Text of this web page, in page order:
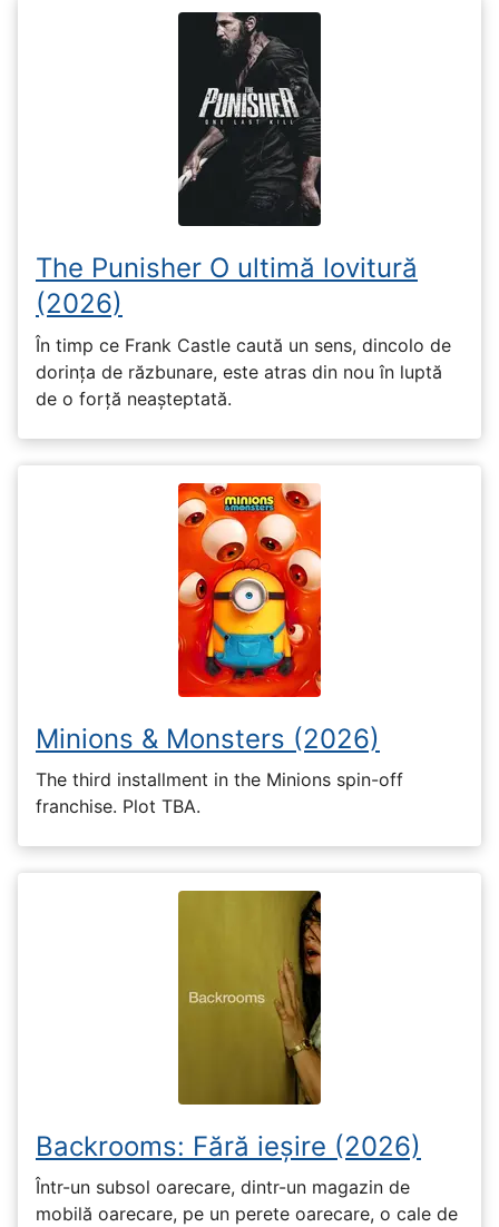
The Punisher O ultimă lovitură
(2026)
În timp ce Frank Castle caută un sens, dincolo de
dorința de răzbunare, este atras din nou în luptă
de o forță neașteptată.
Minions & Monsters (2026)
The third installment in the Minions spin-off
franchise. Plot TBA.
Backrooms: Fără ieșire (2026)
Într-un subsol oarecare, dintr-un magazin de
mobilă oarecare, pe un perete oarecare, o cale de